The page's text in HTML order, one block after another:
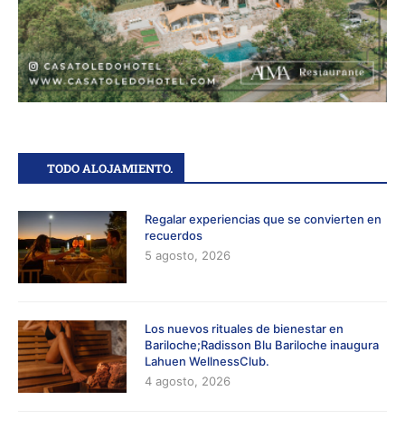
TODO ALOJAMIENTO.
Regalar experiencias que se convierten en
recuerdos
5 agosto, 2026
Los nuevos rituales de bienestar en
Bariloche;Radisson Blu Bariloche inaugura
Lahuen WellnessClub.
4 agosto, 2026